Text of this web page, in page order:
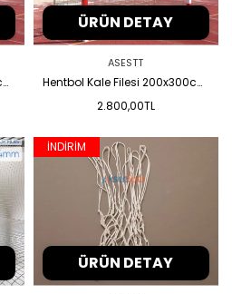
Hentbol Kale Filesi 200x300cm 2mm
ASESTT
Hentbol Kale Filesi 200x300cm 3mm
2.800,00TL
ÜRÜN DETAY
İNDİRİM
ÜRÜN DETAY